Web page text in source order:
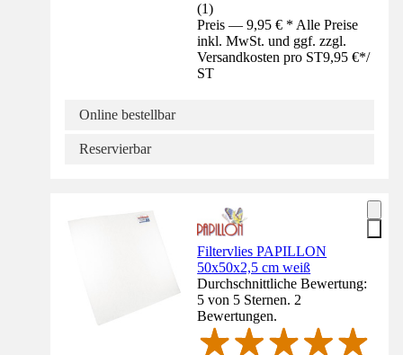
(1)
Preis — 9,95 € * Alle Preise
inkl. MwSt. und ggf. zzgl.
Versandkosten pro ST9,95 €*/
ST
Online bestellbar
Reservierbar
Filtervlies PAPILLON
50x50x2,5 cm weiß
Durchschnittliche Bewertung:
5 von 5 Sternen. 2
Bewertungen.